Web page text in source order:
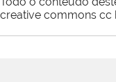
creative commons cc